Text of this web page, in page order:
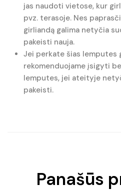
jas naudoti vietose, kur
pvz. terasoje. Nes
girliandą galima netyčia
pakeisti nauja.
Jei perkate šias lemputes
rekomenduojame įsigyti
lemputes, jei ateityje
pakeisti.
Panašūs